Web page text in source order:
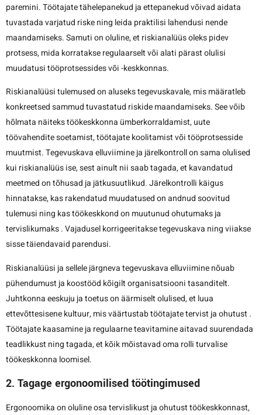
paremini. Töötajate tähelepanekud ja ettepanekud võivad aidata
tuvastada varjatud riske ning leida praktilisi lahendusi nende
maandamiseks. Samuti on oluline, et riskianalüüs oleks pidev
protsess, mida korratakse regulaarselt või alati pärast olulisi
muudatusi tööprotsessides või -keskkonnas.
Riskianalüüsi tulemused on aluseks tegevuskavale, mis määratleb
konkreetsed sammud tuvastatud riskide maandamiseks. See võib
hõlmata näiteks töökeskkonna ümberkorraldamist, uute
töövahendite soetamist, töötajate koolitamist või tööprotsesside
muutmist. Tegevuskava elluviimine ja järelkontroll on sama olulised
kui riskianalüüs ise, sest ainult nii saab tagada, et kavandatud
meetmed on tõhusad ja jätkusuutlikud. Järelkontrolli käigus
hinnatakse, kas rakendatud muudatused on andnud soovitud
tulemusi ning kas töökeskkond on muutunud ohutumaks ja
tervislikumaks . Vajadusel korrigeeritakse tegevuskava ning viiakse
sisse täiendavaid parendusi.
Riskianalüüsi ja sellele järgneva tegevuskava elluviimine nõuab
pühendumust ja koostööd kõigilt organisatsiooni tasanditelt.
Juhtkonna eeskuju ja toetus on äärmiselt olulised, et luua
ettevõttesisene kultuur, mis väärtustab töötajate tervist ja ohutust .
Töötajate kaasamine ja regulaarne teavitamine aitavad suurendada
teadlikkust ning tagada, et kõik mõistavad oma rolli turvalise
töökeskkonna loomisel.
2. Tagage ergonoomilised töötingimused
Ergonoomika on oluline osa tervislikust ja ohutust töökeskkonnast,